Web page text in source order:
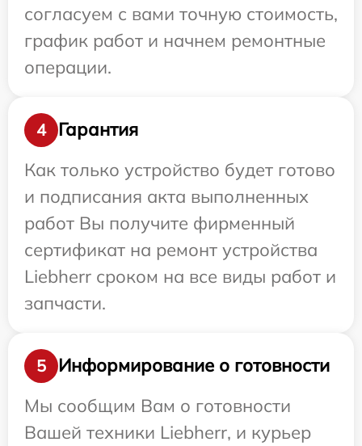
согласуем с вами точную стоимость,
график работ и начнем ремонтные
операции.
4
Гарантия
Как только устройство будет готово
и подписания акта выполненных
работ Вы получите фирменный
сертификат на ремонт устройства
Liebherr сроком на все виды работ и
запчасти.
5
Информирование о готовности
Мы сообщим Вам о готовности
Вашей техники Liebherr, и курьер